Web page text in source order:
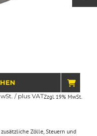
/ plus VATZzgl. 19% MwSt.
Zölle, Steuern und